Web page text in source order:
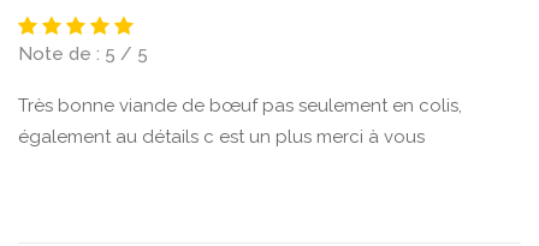
Note de : 5 / 5
Très bonne viande de bœuf pas seulement en colis,
également au détails c est un plus merci à vous